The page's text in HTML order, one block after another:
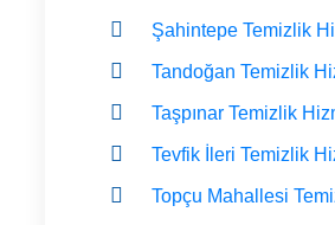
Şahintepe Temizlik
Tandoğan Temizlik
Taşpınar Temizlik
Tevfik İleri Temizlik
Topçu Mahallesi